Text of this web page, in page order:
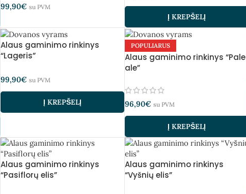
99,90€ su PVM
Į KREPŠELĮ
Alaus gaminimo rinkinys
“Lageris”
99,90€ su PVM
Į KREPŠELĮ
POPULIARUS
Alaus gaminimo rinkinys “Pale
ale”
96,90€ su PVM
Į KREPŠELĮ
Alaus gaminimo rinkinys
“Pasiflorų elis”
Alaus gaminimo rinkinys
“Vyšnių elis”